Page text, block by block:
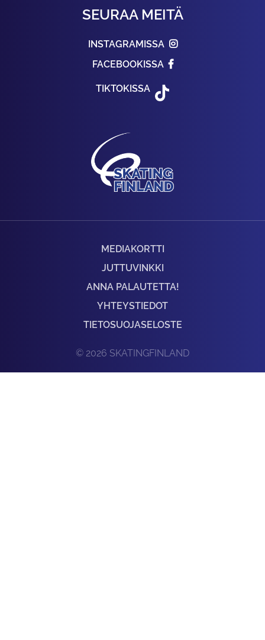
SEURAA MEITÄ
INSTAGRAMISSA
FACEBOOKISSA
TIKTOKISSA
MEDIAKORTTI
JUTTUVINKKI
ANNA PALAUTETTA!
YHTEYSTIEDOT
TIETOSUOJASELOSTE
© 2026 SKATINGFINLAND